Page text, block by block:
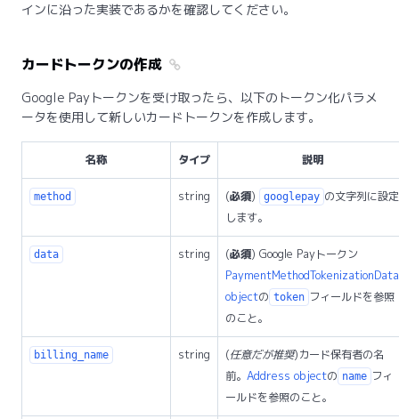
インに沿った実装であるかを確認してください。
カードトークンの作成
Google Payトークンを受け取ったら、以下のトークン化パラメ
ータを使用して新しいカードトークンを作成します。
名称 タイプ 説明
method string (必須) googlepay の文字列に設定
します。
data string (必須) Google Payトークン
PaymentMethodTokenizationData
objectの token フィールドを参照
のこと。
billing_name string (任意だが推奨)カード保有者の名
前。 Address objectの name フィ
ールドを参照のこと。